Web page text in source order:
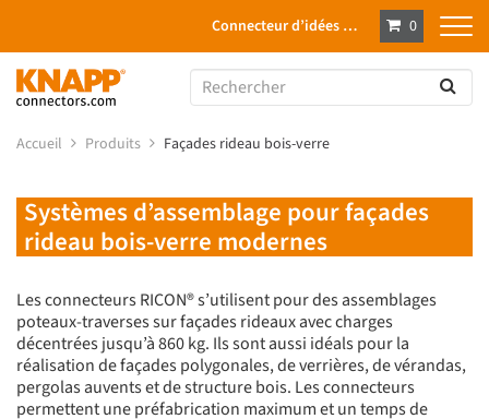
Connecteur d’idées … 0
Accueil Produits Façades rideau bois-verre
Systèmes d’assemblage pour façades
rideau bois-verre modernes
Les connecteurs RICON® s’utilisent pour des assemblages
poteaux-traverses sur façades rideaux avec charges
décentrées jusqu’à 860 kg. Ils sont aussi idéals pour la
réalisation de façades polygonales, de verrières, de vérandas,
pergolas auvents et de structure bois. Les connecteurs
permettent une préfabrication maximum et un temps de